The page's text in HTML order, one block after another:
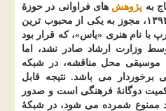
به پژوهش های فراوانی در حوزهٔ
این ژانر موسیقایی دارد. سال ۱۳۹۴، مجوز به یکی از محبوب ترین
با نام هنری «یاس»، که قرار بود
توسط وزارت ارشاد صادر نشد، اما
موسیقی محل مناقشه، در شبکه
برخوردار می باشد. نتیجه قابل
دوگانهٔ فرهنگی است و صدور
ممنوع شمرده می شود، در شبکهٔ